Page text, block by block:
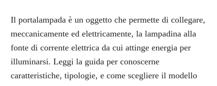
Il portalampada è un oggetto che permette di collegare,
meccanicamente ed elettricamente, la lampadina alla
fonte di corrente elettrica da cui attinge energia per
illuminarsi. Leggi la guida per conoscerne
caratteristiche, tipologie, e come scegliere il modello